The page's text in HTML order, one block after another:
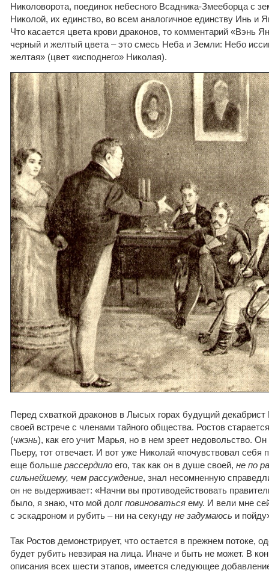
Николоворота, поединок небесного Всадника-Змееборца с
Николой, их единство, во всем аналогичное единству Инь и
Что касается цвета крови драконов, то комментарий «Вэнь
черный и желтый цвета – это смесь Неба и Земли: Небо
желтая» (цвет «исподнего» Николая).
Перед схваткой драконов в Лысых горах будущий декабрист
своей встрече с членами тайного общества. Ростов
(чжэнь), как его учит Марья, но в нем зреет недовольство.
Пьеру, тот отвечает. И вот уже Николай «почувствовал себя
еще больше рассердило его, так как он в душе своей, не по
сильнейшему, чем рассуждение, знал несомненную
он не выдерживает: «Начни вы противодействовать
было, я знаю, что мой долг повиноваться ему. И вели мне
с эскадроном и рубить – ни на секунду не задумаюсь и
Так Ростов демонстрирует, что остается в прежнем потоке,
будет рубить невзирая на лица. Иначе и быть не может. В
описания всех шести этапов, имеется следующее